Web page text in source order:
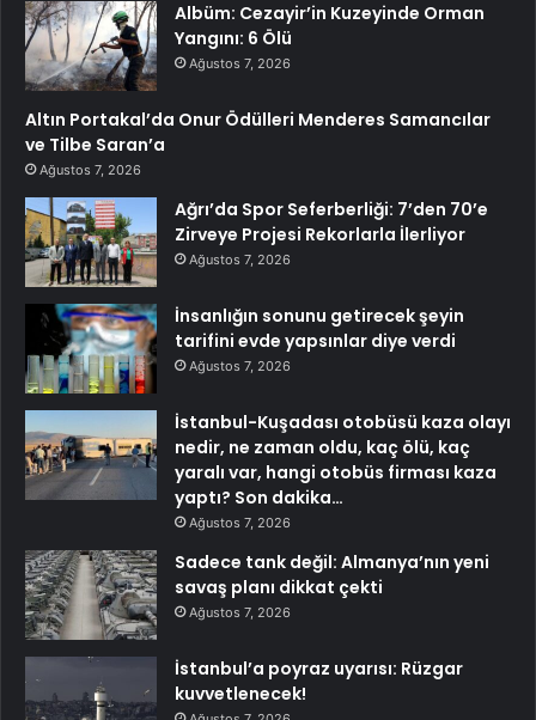
Albüm: Cezayir’in Kuzeyinde Orman
Yangını: 6 Ölü
Ağustos 7, 2026
Altın Portakal’da Onur Ödülleri Menderes Samancılar
ve Tilbe Saran’a
Ağustos 7, 2026
Ağrı’da Spor Seferberliği: 7’den 70’e
Zirveye Projesi Rekorlarla İlerliyor
Ağustos 7, 2026
İnsanlığın sonunu getirecek şeyin
tarifini evde yapsınlar diye verdi
Ağustos 7, 2026
İstanbul-Kuşadası otobüsü kaza olayı
nedir, ne zaman oldu, kaç ölü, kaç
yaralı var, hangi otobüs firması kaza
yaptı? Son dakika…
Ağustos 7, 2026
Sadece tank değil: Almanya’nın yeni
savaş planı dikkat çekti
Ağustos 7, 2026
İstanbul’a poyraz uyarısı: Rüzgar
kuvvetlenecek!